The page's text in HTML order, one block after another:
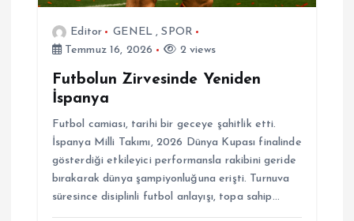
Editor GENEL,SPOR
Temmuz 16, 2026
2 views
Futbolun Zirvesinde Yeniden
İspanya
Futbol camiası, tarihi bir geceye şahitlik etti.
İspanya Milli Takımı, 2026 Dünya Kupası finalinde
gösterdiği etkileyici performansla rakibini geride
bırakarak dünya şampiyonluğuna erişti. Turnuva
süresince disiplinli futbol anlayışı, topa sahip…